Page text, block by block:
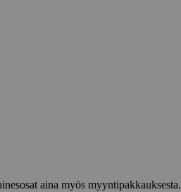
aina myös myyntipakkauksesta.